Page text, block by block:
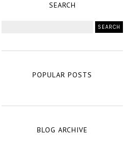
SEARCH
POPULAR POSTS
BLOG ARCHIVE